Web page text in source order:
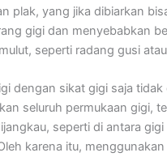
plak, yang jika dibiarkan
gigi dan menyebabkan
seperti radang gusi
dengan sikat gigi saja
seluruh permukaan gigi,
seperti di antara
karena itu,